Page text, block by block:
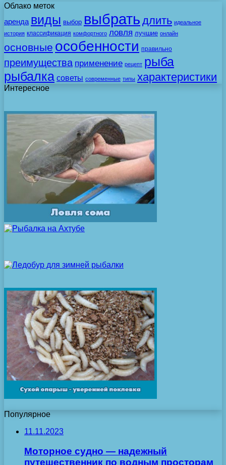
Облако меток
аренда виды выбор выбрать длить идеальное
история классификация комфортного ловля лучшие онлайн
основные особенности правильно
преимущества применение рецепт рыба
рыбалка советы современные типы характеристики
Интересное
Популярное
11.11.2023
Моторное судно — надежный
путешественник по водным просторам